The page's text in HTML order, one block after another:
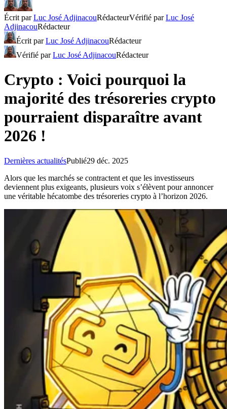
Écrit parLuc José AdjinacouRédacteurVérifié parLuc José
AdjinacouRédacteur
Écrit parLuc José AdjinacouRédacteur
Vérifié parLuc José AdjinacouRédacteur
Crypto : Voici pourquoi la
majorité des trésoreries crypto
pourraient disparaître avant
2026 !
Dernières actualitésPublié29 déc. 2025
Alors que les marchés se contractent et que les investisseurs
deviennent plus exigeants, plusieurs voix s’élèvent pour annoncer
une véritable hécatombe des trésoreries crypto à l’horizon 2026.